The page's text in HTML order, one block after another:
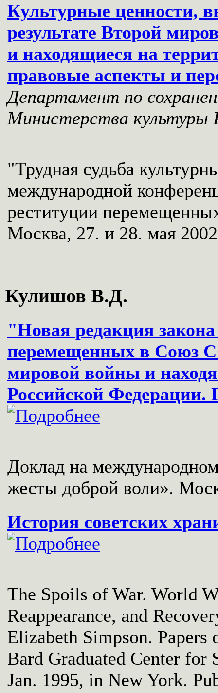
Культурные ценности,
результате Второй
и находящиеся на
правовые аспекты и
Департамент по
Министерства
"Трудная судьба
международной
реституции
Москва, 27. и 28. мая
Кулишов В.Д.
"Новая редакция
перемещенных в Союз
мировой войны и
Российской
Доклад на
жесты доброй воли».
История советских
The Spoils of War. World
Reappearance, and
Elizabeth Simpson. Papers
Bard Graduated Center for
Jan. 1995, in New York.